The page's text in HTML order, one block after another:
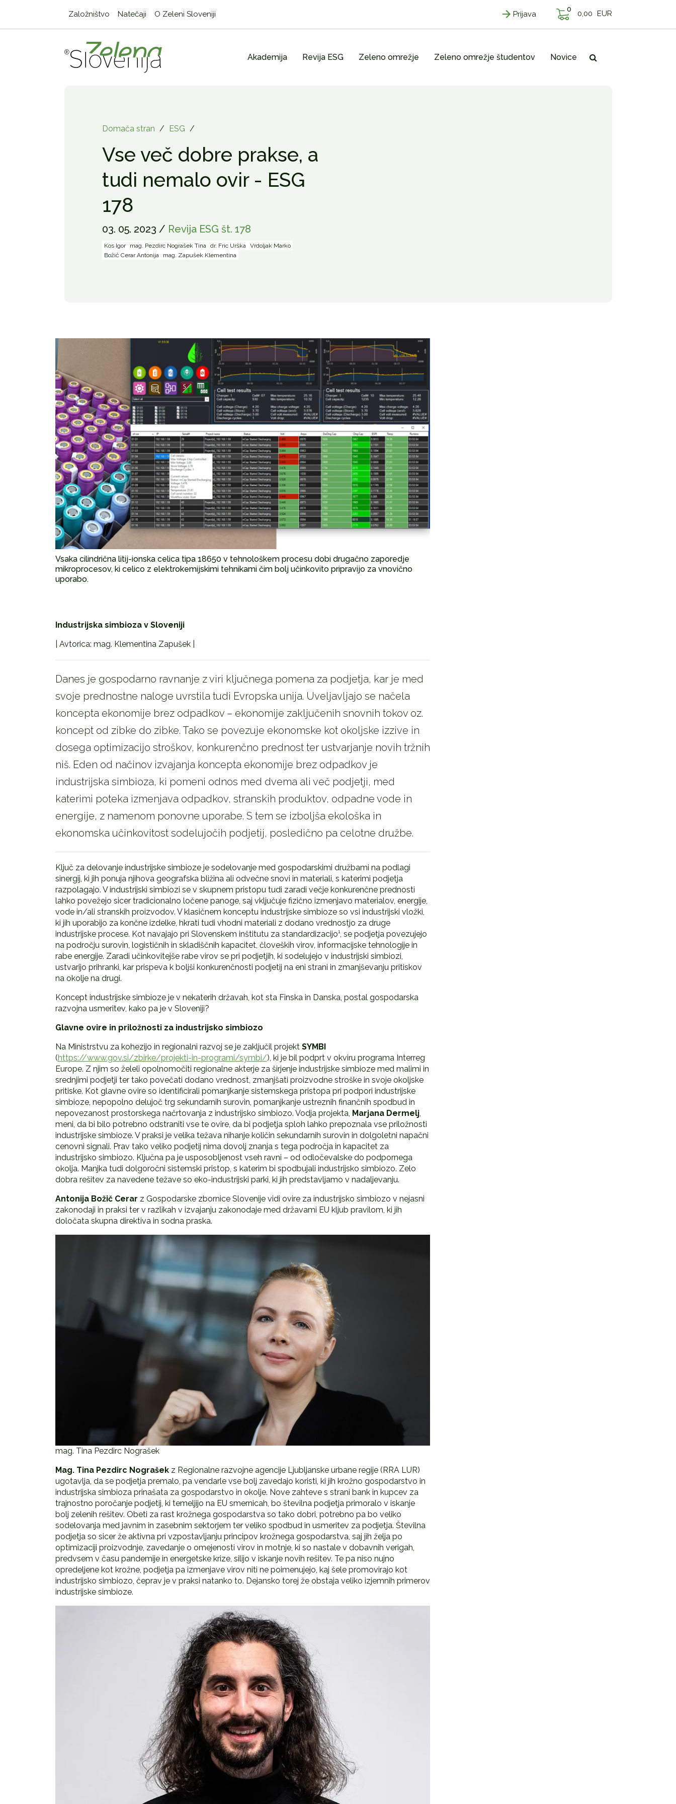
Založništvo Natečaji O Zeleni Sloveniji Prijava
0 0,00 EUR
Akademija Revija ESG Zeleno omrežje Zeleno omrežje študentov Novice
Domača stran / ESG /
Vse več dobre prakse, a
tudi nemalo ovir - ESG
178
03. 05. 2023 / Revija ESG št. 178
Kos Igor mag. Pezdirc Nograšek Tina dr. Fric Urška
Vrdoljak Marko
Božič Cerar Antonija
mag. Zapušek Klementina
Vsaka cilindrična litij-ionska celica tipa 18650 v tehnološkem procesu dobi drugačno zaporedje
mikroprocesov, ki celico z elektrokemijskimi tehnikami čim bolj učinkovito pripravijo za vnovično
uporabo.
Industrijska simbioza v Sloveniji
| Avtorica: mag. Klementina Zapušek |
Danes je gospodarno ravnanje z viri ključnega pomena za podjetja, kar je med
svoje prednostne naloge uvrstila tudi Evropska unija. Uveljavljajo se načela
koncepta ekonomije brez odpadkov – ekonomije zaključenih snovnih tokov oz.
koncept od zibke do zibke. Tako se povezuje ekonomske kot okoljske izzive in
dosega optimizacijo stroškov, konkurenčno prednost ter ustvarjanje novih tržnih
niš. Eden od načinov izvajanja koncepta ekonomije brez odpadkov je
industrijska simbioza, ki pomeni odnos med dvema ali več podjetji, med
katerimi poteka izmenjava odpadkov, stranskih produktov, odpadne vode in
energije, z namenom ponovne uporabe. S tem se izboljša ekološka in
ekonomska učinkovitost sodelujočih podjetij, posledično pa celotne družbe.
Ključ za delovanje industrijske simbioze je sodelovanje med gospodarskimi družbami na podlagi
sinergij, ki jih ponuja njihova geografska bližina ali odvečne snovi in materiali, s katerimi podjetja
razpolagajo. V industrijski simbiozi se v skupnem pristopu tudi zaradi večje konkurenčne prednosti
lahko povežejo sicer tradicionalno ločene panoge, saj vključuje fizično izmenjavo materialov, energije,
vode in/ali stranskih proizvodov. V klasičnem konceptu industrijske simbioze so vsi industrijski vložki,
ki jih uporabijo za končne izdelke, hkrati tudi vhodni materiali z dodano vrednostjo za druge
industrijske procese. Kot navajajo pri Slovenskem inštitutu za standardizacijo¹, se podjetja povezujejo
na področju surovin, logističnih in skladiščnih kapacitet, človeških virov, informacijske tehnologije in
rabe energije. Zaradi učinkovitejše rabe virov se pri podjetjih, ki sodelujejo v industrijski simbiozi,
ustvarijo prihranki, kar prispeva k boljši konkurenčnosti podjetij na eni strani in zmanjševanju pritiskov
na okolje na drugi.
Koncept industrijske simbioze je v nekaterih državah, kot sta Finska in Danska, postal gospodarska
razvojna usmeritev, kako pa je v Sloveniji?
Glavne ovire in priložnosti za industrijsko simbiozo
Na Ministrstvu za kohezijo in regionalni razvoj se je zaključil projekt SYMBI
(https://www.gov.si/zbirke/projekti-in-programi/symbi/), ki je bil podprt v okviru programa Interreg
Europe. Z njim so želeli opolnomočiti regionalne akterje za širjenje industrijske simbioze med malimi in
srednjimi podjetji ter tako povečati dodano vrednost, zmanjšati proizvodne stroške in svoje okoljske
pritiske. Kot glavne ovire so identificirali pomanjkanje sistemskega pristopa pri podpori industrijske
simbioze, nepopolno delujoč trg sekundarnih surovin, pomanjkanje ustreznih finančnih spodbud in
nepovezanost prostorskega načrtovanja z industrijsko simbiozo. Vodja projekta, Marjana Dermelj,
meni, da bi bilo potrebno odstraniti vse te ovire, da bi podjetja sploh lahko prepoznala vse priložnosti
industrijske simbioze. V praksi je velika težava nihanje količin sekundarnih surovin in dolgoletni napačni
cenovni signali. Prav tako veliko podjetij nima dovolj znanja s tega področja in kapacitet za
industrijsko simbiozo. Ključna pa je usposobljenost vseh ravni – od odločevalske do podpornega
okolja. Manjka tudi dolgoročni sistemski pristop, s katerim bi spodbujali industrijsko simbiozo. Zelo
dobra rešitev za navedene težave so eko-industrijski parki, ki jih predstavljamo v nadaljevanju.
Antonija BožičCerar z Gospodarske zbornice Slovenije vidi ovire za industrijsko simbiozo v nejasni
zakonodaji in praksi ter v razlikah v izvajanju zakonodaje med državami EU kljub pravilom, ki jih
določata skupna direktiva in sodna praska.
mag. Tina Pezdirc Nograšek
Mag. Tina Pezdirc Nograšek z Regionalne razvojne agencije Ljubljanske urbane regije (RRA LUR)
ugotavlja, da se podjetja premalo, pa vendarle vse bolj zavedajo koristi, ki jih krožno gospodarstvo in
industrijska simbioza prinašata za gospodarstvo in okolje. Nove zahteve s strani bank in kupcev za
trajnostno poročanje podjetij, ki temeljijo na EU smernicah, bo številna podjetja primoralo v iskanje
bolj zelenih rešitev. Obeti za rast krožnega gospodarstva so tako dobri, potrebno pa bo veliko
sodelovanja med javnim in zasebnim sektorjem ter veliko spodbud in usmeritev za podjetja. Številna
podjetja so sicer že aktivna pri vzpostavljanju principov krožnega gospodarstva, saj jih želja po
optimizaciji proizvodnje, zavedanje o omejenosti virov in motnje, ki so nastale v dobavnih verigah,
predvsem v času pandemije in energetske krize, silijo v iskanje novih rešitev. Te pa niso nujno
opredeljene kot krožne, podjetja pa izmenjave virov niti ne poimenujejo, kaj šele promovirajo kot
industrijsko simbiozo, čeprav je v praksi natanko to. Dejansko torej že obstaja veliko izjemnih primerov
industrijske simbioze.